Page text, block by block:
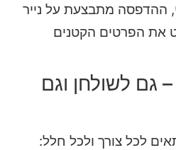
ההדפסה מתבצעת על נייר
את הפרטים הקטנים
גם לשולחן וגם
לכל צורך ולכל חלל: